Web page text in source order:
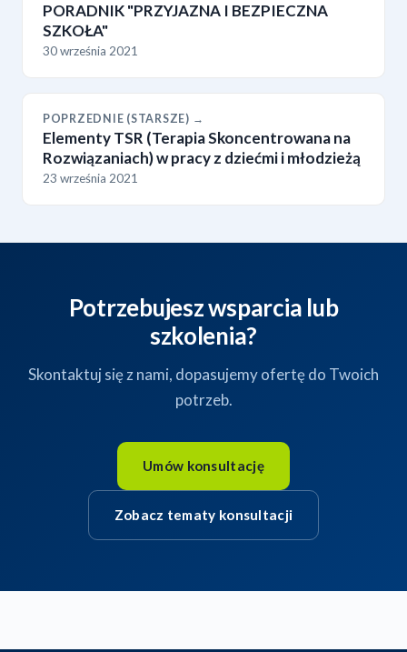
PORADNIK "PRZYJAZNA I BEZPIECZNA
SZKOŁA"
30 września 2021
POPRZEDNIE (STARSZE) →
Elementy TSR (Terapia Skoncentrowana na
Rozwiązaniach) w pracy z dziećmi i młodzieżą
23 września 2021
Potrzebujesz wsparcia lub
szkolenia?
Skontaktuj się z nami, dopasujemy ofertę do Twoich
potrzeb.
Umów konsultację
Zobacz tematy konsultacji